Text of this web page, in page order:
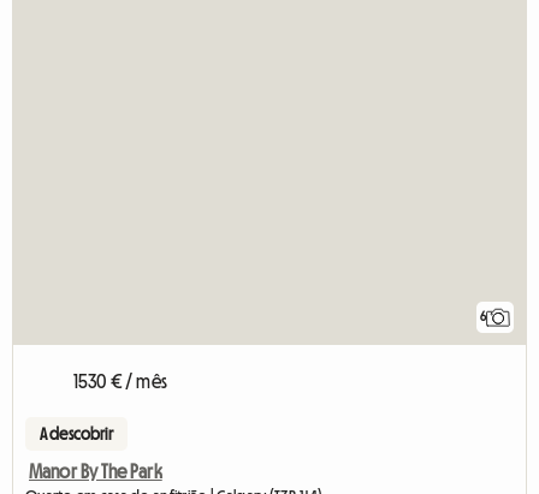
6
1530 € / mês
A descobrir
Manor By The Park